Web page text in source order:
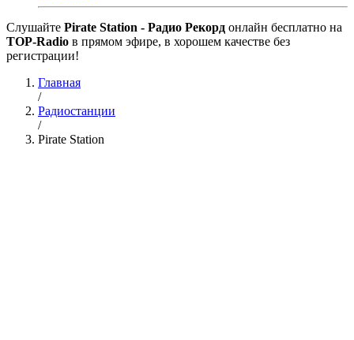
Cлушайте Pirate Station - Радио Рекорд онлайн бесплатно на
TOP-Radio в прямом эфире, в хорошем качестве без
регистрации!
Главная
/
Радиостанции
/
Pirate Station